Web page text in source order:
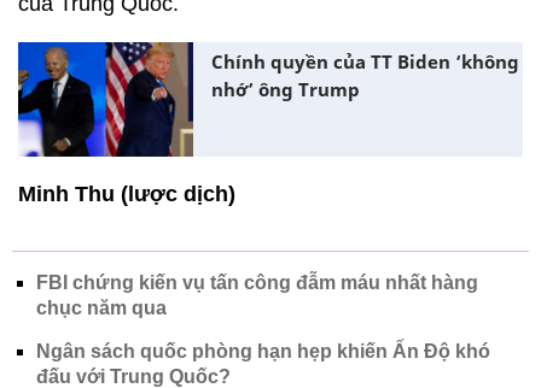
Chính quyền của TT Biden ‘không
nhớ’ ông Trump
Minh Thu (lược dịch)
FBI chứng kiến vụ tấn công đẫm máu nhất hàng
chục năm qua
Ngân sách quốc phòng hạn hẹp khiến Ấn Độ khó
đấu với Trung Quốc?